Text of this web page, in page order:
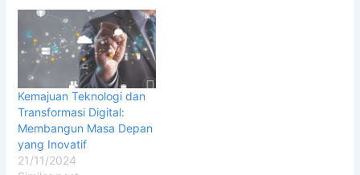
Kemajuan Teknologi dan
Transformasi Digital:
Membangun Masa Depan
yang Inovatif
21/11/2024